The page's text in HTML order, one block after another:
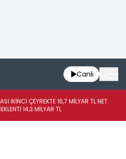
Canlı
İKİNCİ ÇEYREKTE 16,7 MİLYAR TL NET
14,3 MİLYAR TL